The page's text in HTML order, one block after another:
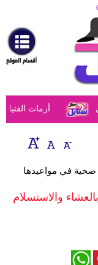
مرأة
أزياء
أزياء
إسلامية
ديكور
صحة
أزمات الفتيات
صحية في مواعيدها
والاستسلام